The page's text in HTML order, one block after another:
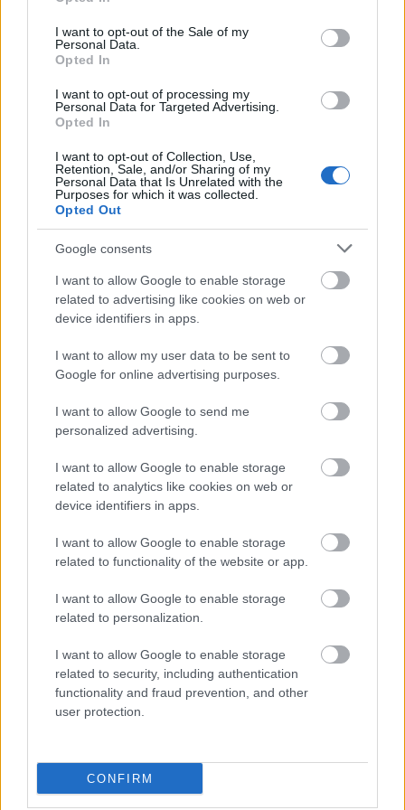
use your data for below specified purposes in below Google
consent section.
I want to opt-out of the Sale of my
Personal Data.
Opted In
I want to opt-out of processing my
Personal Data for Targeted Advertising.
Opted In
I want to opt-out of Collection, Use,
Retention, Sale, and/or Sharing of my
Personal Data that Is Unrelated with the
Purposes for which it was collected.
Opted Out
Google consents
I want to allow Google to enable storage
related to advertising like cookies on web or
device identifiers in apps.
I want to allow my user data to be sent to
Google for online advertising purposes.
I want to allow Google to send me
personalized advertising.
I want to allow Google to enable storage
related to analytics like cookies on web or
device identifiers in apps.
I want to allow Google to enable storage
related to functionality of the website or app.
I want to allow Google to enable storage
related to personalization.
I want to allow Google to enable storage
related to security, including authentication
functionality and fraud prevention, and other
user protection.
CONFIRM
ΑΣΕΠ: Πιστοποίηση Αγγλικών σε
ΑΣΕΠ: Εξ αποστάσεως η πιο Εύκολη
Πιστοποίηση Υπολογιστών σε 2
μέρες
Μάθε πρώτος όλες τις σημαντικές
ειδήσεις.
Βάλε το proson.gr στα αποτελέσματα
αναζήτησης της Google
Δημοφιλείς Ειδήσεις
Αυτό το επίδομα δίνει 300 ευρώ - Δεν
χρειάζεται αίτηση
σειρά σήμερα